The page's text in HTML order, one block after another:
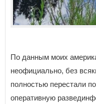
По данным моих
неофициально, без
полностью перестали
оперативную